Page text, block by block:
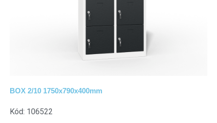
BOX 2/10 1750x790x400mm
Kód: 106522